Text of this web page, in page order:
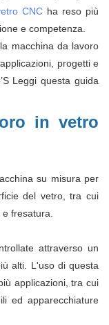
CNC ha reso più
e competenza.
macchina da lavoro
progetti e
Leggi questa guida
in vetro
su misura per
del vetro, tra cui
fresatura.
attraverso un
alti. L'uso di questa
applicazioni, tra cui
ed apparecchiature